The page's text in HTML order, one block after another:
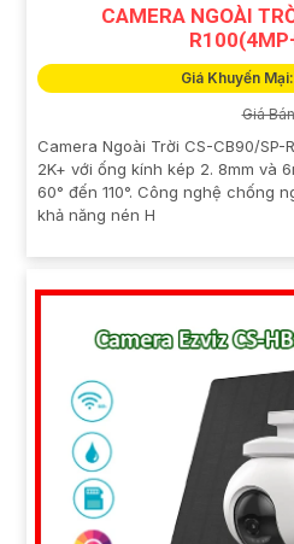
CAMERA NGOÀI
Giá Khuyến
Giá
Camera Ngoài Trời CS-CB90/SP-
2K+ với ống kính kép 2. 8mm và
60° đến 110°. Công nghệ chống
khả năng nén H